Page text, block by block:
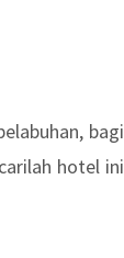
bagi
hotel ini